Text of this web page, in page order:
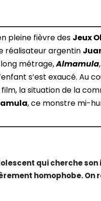
pleine fièvre des Jeux
réalisateur argentin
métrage,Almamula
s’est exaucé. Au
la situation de la
, ce monstre mi-
qui cherche
homophobe. On